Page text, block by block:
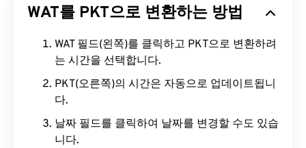
WAT를 PKT으로 변환하는 방법
WAT 필드(왼쪽)를 클릭하고 PKT으로 변환하려
는 시간을 선택합니다.
PKT(오른쪽)의 시간은 자동으로 업데이트됩니
다.
날짜 필드를 클릭하여 날짜를 변경할 수도 있습
니다.